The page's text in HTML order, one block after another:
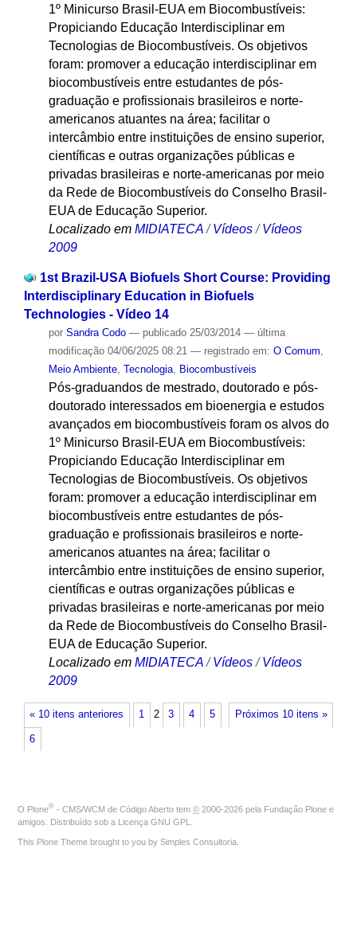
1º Minicurso Brasil-EUA em Biocombustíveis:
Propiciando Educação Interdisciplinar em
Tecnologias de Biocombustíveis. Os objetivos
foram: promover a educação interdisciplinar em
biocombustíveis entre estudantes de pós-
graduação e profissionais brasileiros e norte-
americanos atuantes na área; facilitar o
intercâmbio entre instituições de ensino superior,
científicas e outras organizações públicas e
privadas brasileiras e norte-americanas por meio
da Rede de Biocombustíveis do Conselho Brasil-
EUA de Educação Superior.
Localizado em MIDIATECA /Vídeos /Vídeos
2009
1st Brazil-USA Biofuels Short Course: Providing
Interdisciplinary Education in Biofuels
Technologies - Vídeo 14
por Sandra Codo — publicado25/03/2014 — última
modificação04/06/2025 08:21 — registrado em: O Comum,
Meio Ambiente, Tecnologia, Biocombustíveis
Pós-graduandos de mestrado, doutorado e pós-
doutorado interessados em bioenergia e estudos
avançados em biocombustíveis foram os alvos do
1º Minicurso Brasil-EUA em Biocombustíveis:
Propiciando Educação Interdisciplinar em
Tecnologias de Biocombustíveis. Os objetivos
foram: promover a educação interdisciplinar em
biocombustíveis entre estudantes de pós-
graduação e profissionais brasileiros e norte-
americanos atuantes na área; facilitar o
intercâmbio entre instituições de ensino superior,
científicas e outras organizações públicas e
privadas brasileiras e norte-americanas por meio
da Rede de Biocombustíveis do Conselho Brasil-
EUA de Educação Superior.
Localizado em MIDIATECA /Vídeos /Vídeos
2009
« 10 itens anteriores Próximos 10 itens »
1 2 3 4 5
6
O Plone® - CMS/WCM de Código Aberto tem © 2000-2026 pela Fundação Plone e
amigos. Distribuído sob a Licença GNU GPL
This Plone Theme brought to you by Simples Consultoria